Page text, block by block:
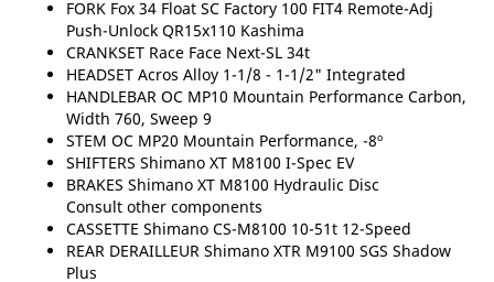
FORK Fox 34 Float SC Factory 100 FIT4 Remote-Adj
Push-Unlock QR15x110 Kashima
CRANKSET Race Face Next-SL 34t
HEADSET Acros Alloy 1-1/8 - 1-1/2" Integrated
HANDLEBAR OC MP10 Mountain Performance Carbon,
Width 760, Sweep 9
STEM OC MP20 Mountain Performance, -8º
SHIFTERS Shimano XT M8100 I-Spec EV
BRAKES Shimano XT M8100 Hydraulic Disc
Consult other components
CASSETTE Shimano CS-M8100 10-51t 12-Speed
REAR DERAILLEUR Shimano XTR M9100 SGS Shadow
Plus